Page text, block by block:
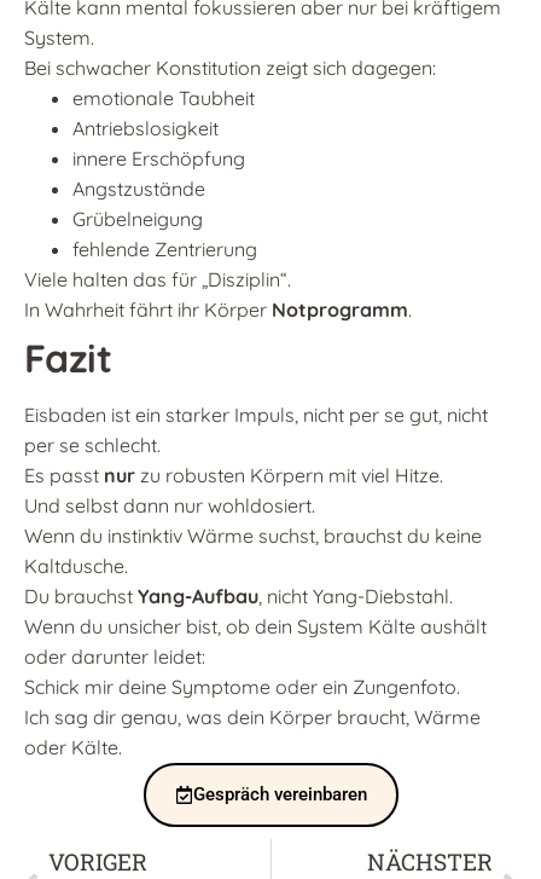
Kälte kann mental fokussieren aber nur bei kräftigem
System.
Bei schwacher Konstitution zeigt sich dagegen:
emotionale Taubheit
Antriebslosigkeit
innere Erschöpfung
Angstzustände
Grübelneigung
fehlende Zentrierung
Viele halten das für „Disziplin“.
In Wahrheit fährt ihr Körper Notprogramm.
Fazit
Eisbaden ist ein starker Impuls, nicht per se gut, nicht
per se schlecht.
Es passt nur zu robusten Körpern mit viel Hitze.
Und selbst dann nur wohldosiert.
Wenn du instinktiv Wärme suchst, brauchst du keine
Kaltdusche.
Du brauchst Yang-Aufbau, nicht Yang-Diebstahl.
Wenn du unsicher bist, ob dein System Kälte aushält
oder darunter leidet:
Schick mir deine Symptome oder ein Zungenfoto.
Ich sag dir genau, was dein Körper braucht, Wärme
oder Kälte.
Gespräch vereinbaren
VORIGER
NÄCHSTER